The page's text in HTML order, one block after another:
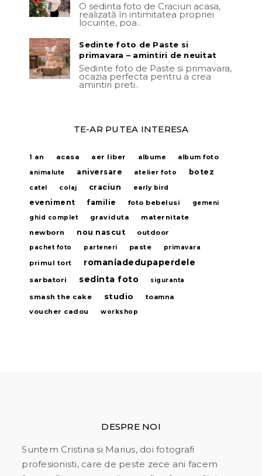
O sedinta foto de Craciun acasa,
realizată în intimitatea propriei
locuințe, poa..
Sedinte foto de Paste si
primavara – amintiri de neuitat
Sedinte foto de Paste si primavara,
ocazia perfecta pentru a crea
amintiri preti..
TE-AR PUTEA INTERESA
1 an acasa aer liber albume
album foto
animalute
aniversare atelier foto botez
catel colaj craciun early bird
eveniment familie foto bebelusi
gemeni
ghid complet
graviduta
maternitate
newborn
nou nascut outdoor
pachet foto parteneri paste primavara
primul tort romaniadedupaperdele
sarbatori sedinta foto siguranta
smash the cake studio toamna
voucher cadou workshop
DESPRE NOI
Suntem Cristina si Marius, doi fotografi
profesionisti, care de peste zece ani facem